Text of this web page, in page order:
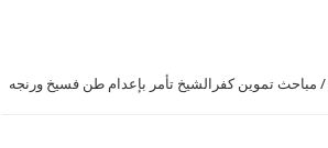
/ مباحث تموين كفرالشيخ تأمر بإعدام طن فسيخ ورنجه